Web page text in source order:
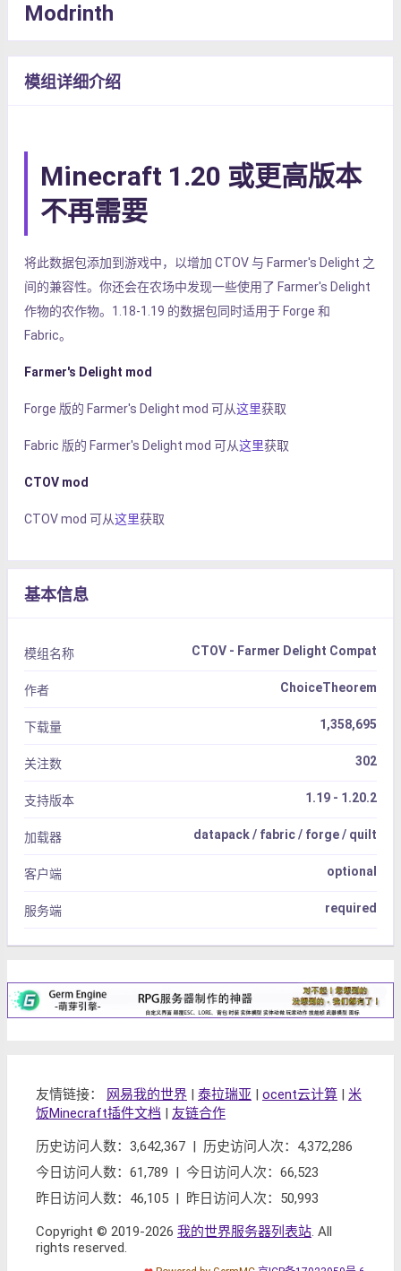
Modrinth
模组详细介绍
Minecraft 1.20 或更高版本
不再需要
将此数据包添加到游戏中，以增加 CTOV 与 Farmer's Delight 之
间的兼容性。你还会在农场中发现一些使用了 Farmer's Delight
作物的农作物。1.18-1.19 的数据包同时适用于 Forge 和
Fabric。
Farmer's Delight mod
Forge 版的 Farmer's Delight mod 可从这里获取
Fabric 版的 Farmer's Delight mod 可从这里获取
CTOV mod
CTOV mod 可从这里获取
基本信息
模组名称 CTOV - Farmer Delight Compat
作者 ChoiceTheorem
下载量 1,358,695
关注数 302
支持版本 1.19 - 1.20.2
加载器 datapack / fabric / forge / quilt
客户端 optional
服务端 required
友情链接： 网易我的世界 | 泰拉瑞亚 | ocent云计算 | 米
饭Minecraft插件文档 | 友链合作
历史访问人数：3,642,367 | 历史访问人次：4,372,286
今日访问人数：61,789 | 今日访问人次：66,523
昨日访问人数：46,105 | 昨日访问人次：50,993
Copyright © 2019-2026 我的世界服务器列表站 . All
rights reserved.